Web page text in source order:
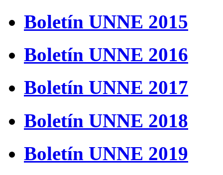
Boletín UNNE 2015
Boletín UNNE 2016
Boletín UNNE 2017
Boletín UNNE 2018
Boletín UNNE 2019